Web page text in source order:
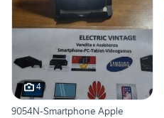
4
9054N-Smartphone Apple